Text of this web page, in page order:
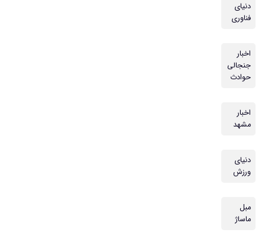
دنیای
فناوری
اخبار
جنجالی
حوادث
اخبار
مشهد
دنیای
ورزش
مبل
ماساژ